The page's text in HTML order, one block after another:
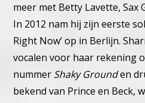
meer met Betty Lavette, Sax
In 2012 nam hij zijn eerste
Right Now’ op in Berlijn.
vocalen voor haar rekening
nummer Shaky Grounden
bekend van Prince en Beck,